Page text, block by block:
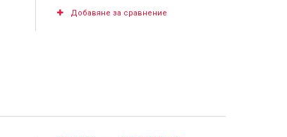
Добавяне за сравнение